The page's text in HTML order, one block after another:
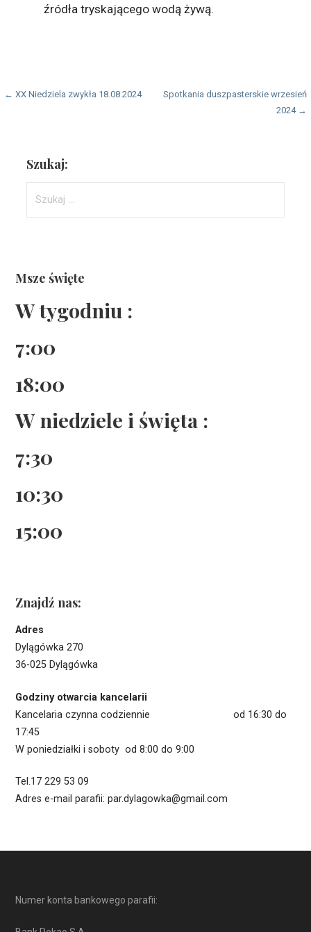
źródła tryskającego wodą żywą.
Nawigacja
← XX Niedziela zwykła 18.08.2024
Spotkania duszpasterskie wrzesień
2024 →
Szukaj:
Msze święte
W tygodniu :
7:00
18:00
W niedziele i święta :
7:30
10:30
15:00
Znajdź nas:
Adres
Dylągówka 270
36-025 Dylągówka
Godziny otwarcia kancelarii
Kancelaria czynna codziennie od 16:30 do
17:45
W poniedziałki i soboty od 8:00 do 9:00
Tel.17 229 53 09
Adres e-mail parafii: par.dylagowka@gmail.com
Numer konta bankowego parafii: